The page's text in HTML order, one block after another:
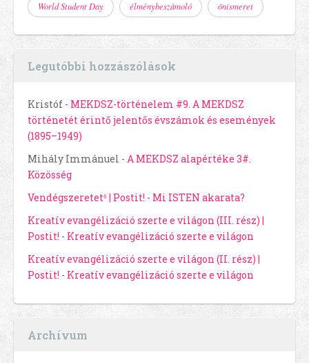
World Student Day élménybeszámoló önismeret
Legutóbbi hozzászólások
Kristóf - MEKDSZ-történelem #9. A MEKDSZ
történetét érintő jelentős évszámok és események
(1895–1949)
Mihály Immánuel - A MEKDSZ alapértéke 3#.
Közösség
Vendégszeretet⁶ | Postit! - Mi ISTEN akarata?
Kreatív evangélizáció szerte e világon (III. rész) |
Postit! - Kreatív evangélizáció szerte e világon
Kreatív evangélizáció szerte e világon (II. rész) |
Postit! - Kreatív evangélizáció szerte e világon
Archívum